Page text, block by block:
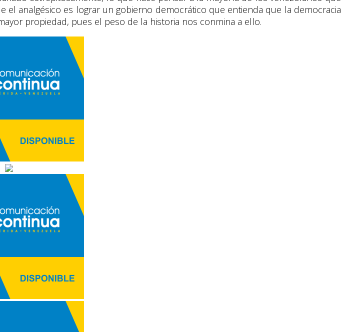
analgésico es lograr un gobierno democrático que entienda que la democracia
propiedad, pues el peso de la historia nos conmina a ello.